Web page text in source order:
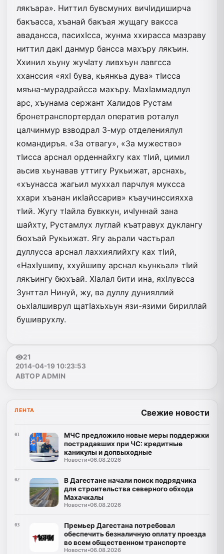
лякъара». Ниттил бувсмуних вичIи­диширча
бакъасса, хъанай бакъая жущагу ваксса
авадансса, пасихIсса, жунма ххирасса мазраву
ниттил дакI данмур бансса махъру лякъин.
Ххинил хьуну жучIату ливхъун лавгсса
хханссия «яхI бува, кьянкьа дува» тIисса
мяъна-мурадрайсса махъру. МахIаммадлул
арс, хъунама сержант Халидов Рустам
бронетранспортердал оператив роталул
цалчинмур взводрал 3-мур отделениялул
командиръя. «За отвагу», «За мужество»
тIисса арснал орденнайхгу ках тIий, цимил
аьсив хьунавав уттигу Рукьижат, арснахь,
«хъунасса жагьил муххал парчлуя муксса
ххари хъанан икIайссарив» къаучинссияхха
тIий. Жугу тIайла бувккун, ичIу­ннай зана
шайхту, Рустамлух луглай къатравух дуклангу
бюхъай Рукьижат. Ягу аьрали частьрал
дуллусса арснал лаххиялийхгу ках тIий,
«НахIушиву, ххуйшиву арснал кьункьал» тIий
лякъингу бюхъай. ХIалал бити ина, яхIлувсса
Зунттал Нинуй, жу, ва дуллу дунияллий
оьхIалшиврул щатIахьхьун язи-язими бириллай
бушиврухлу.
21
2014-04-19 10:23:53
АВТОР ADMIN
ЛЕНТА Свежие новости
01
МЧС предложило новые меры поддержки
пострадавших при ЧС: кредитные
каникулы и допвыходные
Новости•06.08.2026
02
В Дагестане начали поиск подрядчика
для строительства северного обхода
Махачкалы
Новости•06.08.2026
03
Премьер Дагестана потребовал
обеспечить безналичную оплату проезда
во всем общественном транспорте
Новости•06.08.2026